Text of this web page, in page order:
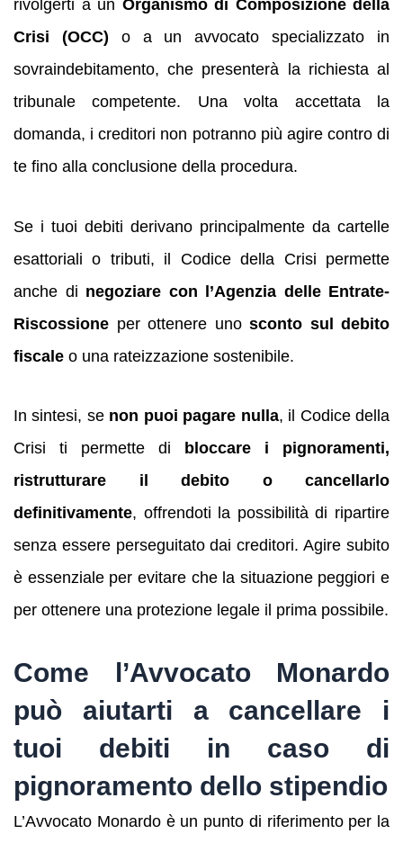
rivolgerti a un Organismo di Composizione della
Crisi (OCC) o a un avvocato specializzato in
sovraindebitamento, che presenterà la richiesta al
tribunale competente. Una volta accettata la
domanda, i creditori non potranno più agire contro di
te fino alla conclusione della procedura.
Se i tuoi debiti derivano principalmente da cartelle
esattoriali o tributi, il Codice della Crisi permette
anche di negoziare con l’Agenzia delle Entrate-
Riscossione per ottenere uno sconto sul debito
fiscale o una rateizzazione sostenibile.
In sintesi, se non puoi pagare nulla, il Codice della
Crisi ti permette di
bloccare i pignoramenti,
ristrutturare il debito o cancellarlo
definitivamente, offrendoti la possibilità di ripartire
senza essere perseguitato dai creditori. Agire subito
è essenziale per evitare che la situazione peggiori e
per ottenere una protezione legale il prima possibile.
Come l’Avvocato Monardo
può aiutarti a cancellare i
tuoi debiti in caso di
pignoramento dello stipendio
L’Avvocato Monardo è un punto di riferimento per la